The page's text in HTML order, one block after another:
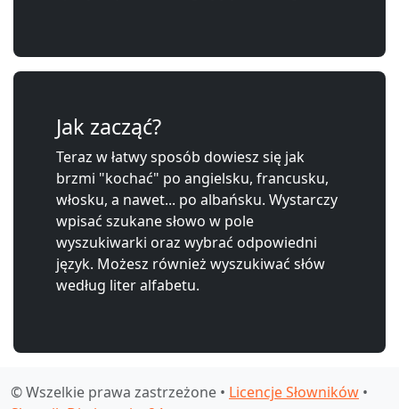
Jak zacząć?
Teraz w łatwy sposób dowiesz się jak
brzmi "kochać" po angielsku, francusku,
włosku, a nawet... po albańsku. Wystarczy
wpisać szukane słowo w pole
wyszukiwarki oraz wybrać odpowiedni
język. Możesz również wyszukiwać słów
według liter alfabetu.
© Wszelkie prawa zastrzeżone • Licencje Słowników •